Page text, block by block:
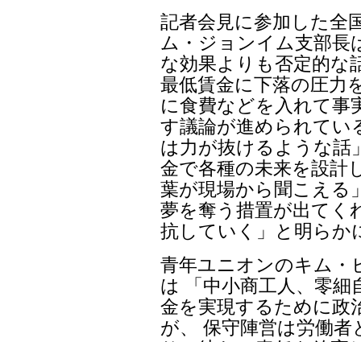
記者会見に参加した全
ム・ジョンイム支部長
な効果よりも否定的な
最低賃金に下落の圧力
に食費などを入れて事
す議論が進められてい
は力が抜けるような話
金で各種の未来を設計
葉が現場から聞こえる
夢を奪う措置が出てく
抗していく」と明らか
青年ユニオンのキム・
は 「中小商工人、零
金を実現するために政
が、 保守陣営は労働